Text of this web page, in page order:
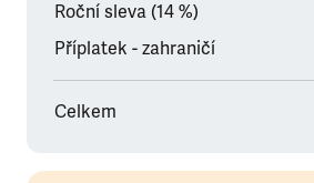
Roční sleva (14 %)
Příplatek - zahraničí
Celkem